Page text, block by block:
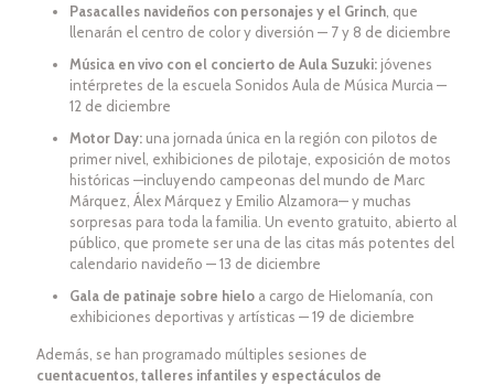
Pasacalles navideños con personajes y el Grinch , que
llenarán el centro de color y diversión — 7 y 8 de diciembre
Música en vivo con el concierto de Aula Suzuki: jóvenes
intérpretes de la escuela Sonidos Aula de Música Murcia —
12 de diciembre
Motor Day: una jornada única en la región con pilotos de
primer nivel, exhibiciones de pilotaje, exposición de motos
históricas —incluyendo campeonas del mundo de Marc
Márquez, Álex Márquez y Emilio Alzamora— y muchas
sorpresas para toda la familia. Un evento gratuito, abierto al
público, que promete ser una de las citas más potentes del
calendario navideño — 13 de diciembre
Gala de patinaje sobre hielo a cargo de Hielomanía, con
exhibiciones deportivas y artísticas — 19 de diciembre
Además, se han programado múltiples sesiones de
cuentacuentos, talleres infantiles y espectáculos de